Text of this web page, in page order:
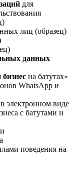
для
лиц (образец)
данных
на батутах»
WhatsApp и
в электронном виде
с батутами и
поведения на